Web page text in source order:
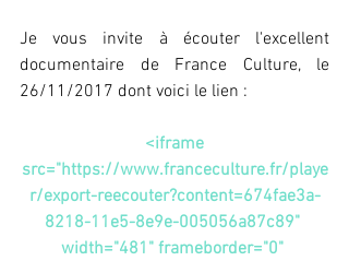
Je vous invite à écouter l'excellent
documentaire de France Culture, le
26/11/2017 dont voici le lien :
src="https://www.franceculture.fr/playe
r/export-reecouter?content=674fae3a-
8218-11e5-8e9e-005056a87c89"
width="481" frameborder="0"